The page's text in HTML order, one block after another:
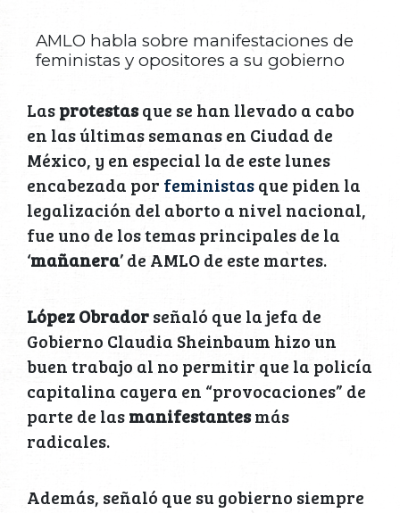
AMLO habla sobre manifestaciones de
feministas y opositores a su gobierno
Lasprotestasque se han llevado a cabo
en las últimas semanas en Ciudad de
México, y en especial la de este lunes
encabezada por feministasque piden la
legalización del aborto a nivel nacional,
fue uno de los temas principales de la
‘mañanera’ de AMLO de este martes.
López Obradorseñaló que la jefa de
Gobierno Claudia Sheinbaum hizo un
buen trabajo al no permitir que la policía
capitalina cayera en “provocaciones” de
parte de lasmanifestantesmás
radicales.
Además, señaló que su gobierno siempre